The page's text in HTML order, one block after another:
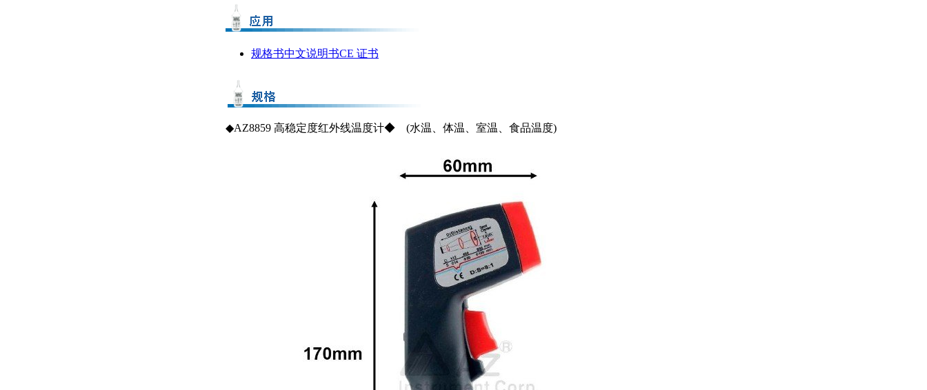
规格书中文说明书CE 证书
◆AZ8859 高稳定度红外线温度计◆ (水温、体温、室温、食品温度)